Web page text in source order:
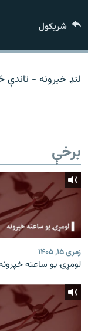
د ازادې اروپا/
شريکول
لنډ خبرونه - تاندې
برخې
زمری ۱۵, ۱۴۰۵
لومړۍ یو ساعته